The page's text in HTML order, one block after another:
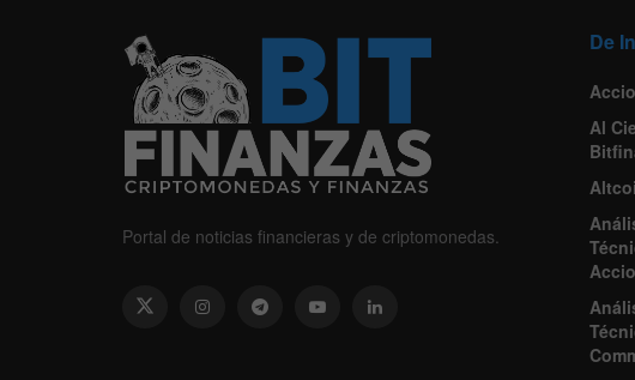
Portal de noticias financieras y de criptomonedas.
De
Al